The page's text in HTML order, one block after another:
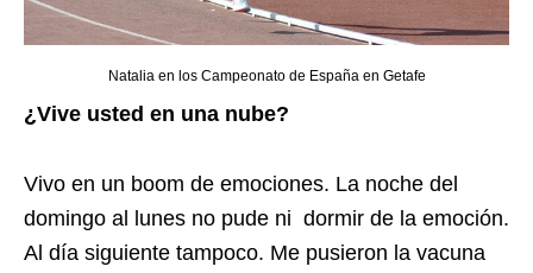
Natalia en los Campeonato de España en Getafe
¿Vive usted en una nube?
Vivo en un boom de emociones. La noche del
domingo al lunes no pude ni dormir de la emoción.
Al día siguiente tampoco. Me pusieron la vacuna